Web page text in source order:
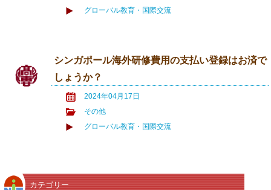
グローバル教育・国際交流
シンガポール海外研修費用の支払い登録はお済で
しょうか？
2024年04月17日
その他
グローバル教育・国際交流
カテゴリー